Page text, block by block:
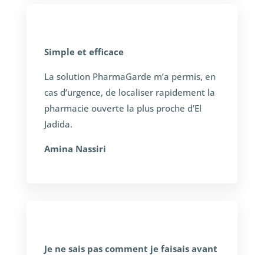
Simple et efficace
La solution PharmaGarde m’a permis, en
cas d’urgence, de localiser rapidement la
pharmacie ouverte la plus proche d’El
Jadida.
Amina Nassiri
Je ne sais pas comment je faisais avant